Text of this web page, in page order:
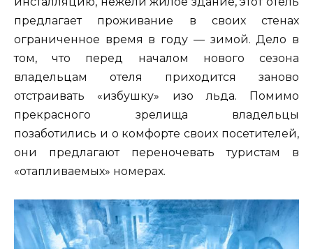
предлагает проживание в своих стенах
ограниченное время в году — зимой. Дело в
том, что перед началом нового сезона
владельцам отеля приходится заново
отстраивать «избушку» изо льда. Помимо
прекрасного зрелища владельцы
позаботились и о комфорте своих посетителей,
они предлагают переночевать туристам в
«отапливаемых» номерах.